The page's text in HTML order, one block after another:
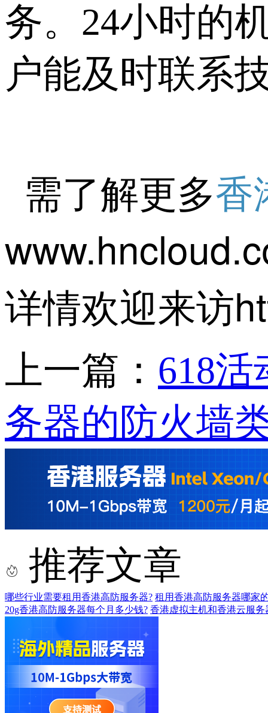
务。24小时的
户能及时联系
需了解更多香
详情欢迎来访
上一篇： 618
务器的防火墙
推荐文章
哪些行业需要租用香港高防服务器? 租用香港高防服务器哪家
20g香港高防服务器每个月多少钱? 香港虚拟主机和香港云服